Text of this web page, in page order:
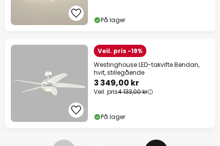
På lager
Veil. pris -19%
Westinghouse LED-takvifte Bendan,
hvit, stillegående
3 349,00 kr
Veil. pris4 133,00 kr
På lager